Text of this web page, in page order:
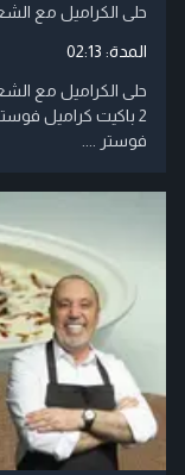
حلى الكراميل مع
المدة: 02:13
فوستر ....